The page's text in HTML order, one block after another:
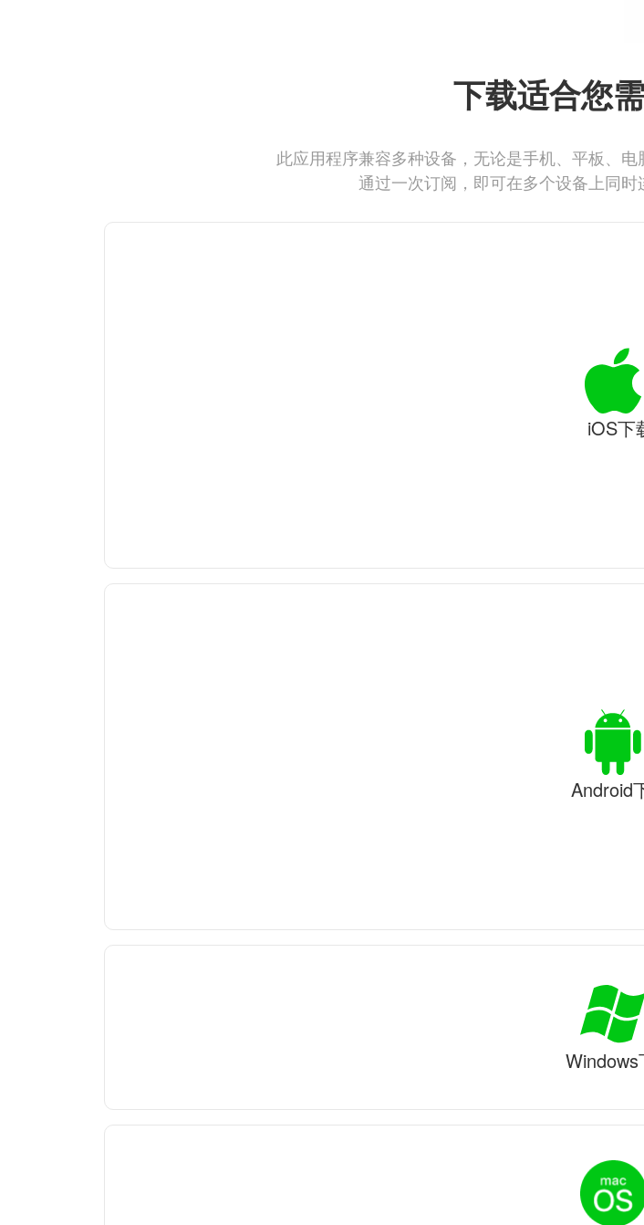
下载适合您
此应用程序兼容多种设备，无论是手机、平板、电
通过一次订阅，即可在多个设备上同时
iOS下
Android
Windows